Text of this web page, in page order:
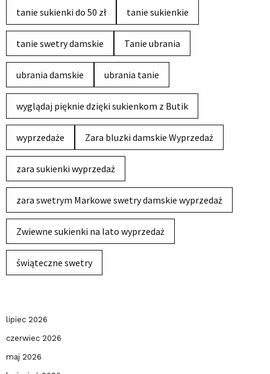
tanie sukienki do 50 zł tanie sukienkie
tanie swetry damskie Tanie ubrania
ubrania damskie ubrania tanie
wyglądaj pięknie dzięki sukienkom z Butik
wyprzedaże Zara bluzki damskie Wyprzedaż
zara sukienki wyprzedaż
zara swetrym Markowe swetry damskie wyprzedaż
Zwiewne sukienki na lato wyprzedaż
świąteczne swetry
lipiec 2026
czerwiec 2026
maj 2026